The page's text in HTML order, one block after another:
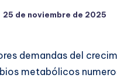
25 de noviembre de 2025
demandas del
metabólicos